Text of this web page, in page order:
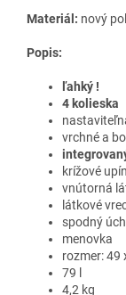
Materiál: nový
Popis:
ľahký !
4 kolieska
vrchné a
krížové
vnútorná
látkové
spodný
menovka
rozmer: 49
79 l
4,2 kg